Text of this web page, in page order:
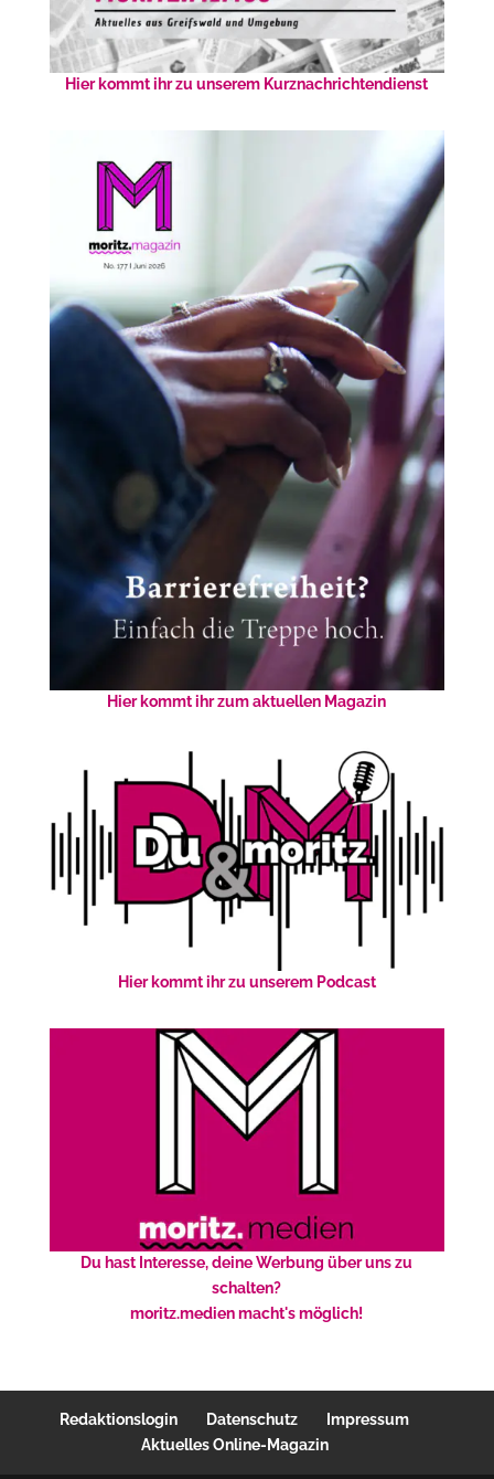
Hier kommt ihr zu unserem Kurznachrichtendienst
Hier kommt ihr zum aktuellen Magazin
Hier kommt ihr zu unserem Podcast
Du hast Interesse, deine Werbung über uns zu
schalten?
moritz.medien macht's möglich!
Redaktionslogin Datenschutz
Impressum
Aktuelles Online-Magazin